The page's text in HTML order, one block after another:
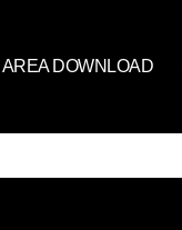
AREA DOWNLOAD